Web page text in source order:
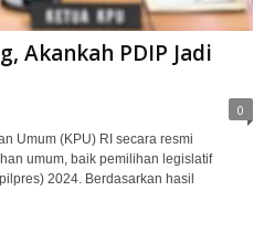
Akankah PDIP Jadi
0
Umum (KPU) RI secara resmi
umum, baik pemilihan legislatif
2024. Berdasarkan hasil